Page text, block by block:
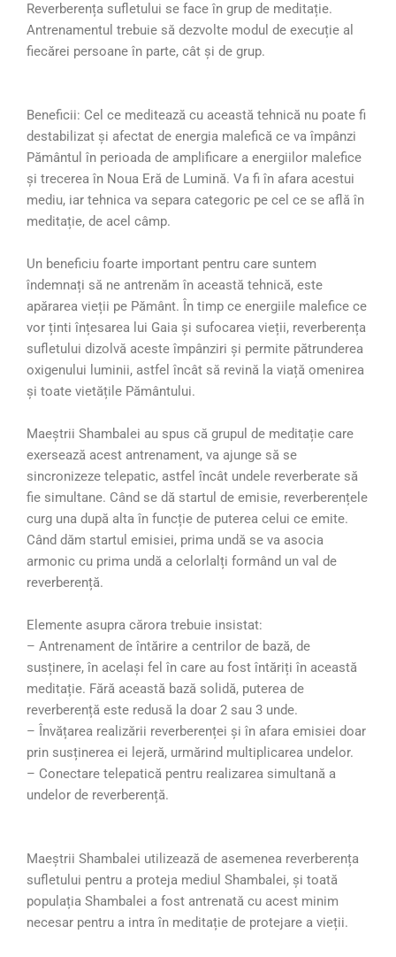
Reverberența sufletului se face în grup de meditație.
Antrenamentul trebuie să dezvolte modul de execuție al
fiecărei persoane în parte, cât și de grup.
Beneficii: Cel ce meditează cu această tehnică nu poate fi
destabilizat și afectat de energia malefică ce va împânzi
Pământul în perioada de amplificare a energiilor malefice
și trecerea în Noua Eră de Lumină. Va fi în afara acestui
mediu, iar tehnica va separa categoric pe cel ce se află în
meditație, de acel câmp.
Un beneficiu foarte important pentru care suntem
îndemnați să ne antrenăm în această tehnică, este
apărarea vieții pe Pământ. În timp ce energiile malefice ce
vor ținti înțesarea lui Gaia și sufocarea vieții, reverberența
sufletului dizolvă aceste împânziri și permite pătrunderea
oxigenului luminii, astfel încât să revină la viață omenirea
și toate vietățile Pământului.
Maeştrii Shambalei au spus că grupul de meditație care
exersează acest antrenament, va ajunge să se
sincronizeze telepatic, astfel încât undele reverberate să
fie simultane. Când se dă startul de emisie, reverberențele
curg una după alta în funcție de puterea celui ce emite.
Când dăm startul emisiei, prima undă se va asocia
armonic cu prima undă a celorlalți formând un val de
reverberență.
Elemente asupra cărora trebuie insistat:
– Antrenament de întărire a centrilor de bază, de
susținere, în același fel în care au fost întăriți în această
meditație. Fără această bază solidă, puterea de
reverberență este redusă la doar 2 sau 3 unde.
– Învățarea realizării reverberenței și în afara emisiei doar
prin susținerea ei lejeră, urmărind multiplicarea undelor.
– Conectare telepatică pentru realizarea simultană a
undelor de reverberență.
Maeştrii Shambalei utilizează de asemenea reverberența
sufletului pentru a proteja mediul Shambalei, și toată
populația Shambalei a fost antrenată cu acest minim
necesar pentru a intra în meditație de protejare a vieții.